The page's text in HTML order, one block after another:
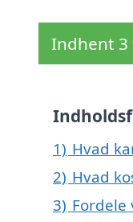
Indhent
1) Hvad
2) Hvad
3) Fordele